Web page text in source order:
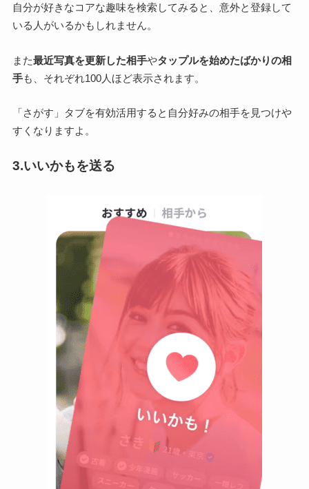
自分が好きなコアな趣味を検索してみると、意外と登録して
いる人がいるかもしれません。
また最近写真を更新した相手やタップルを始めたばかりの相
手も、それぞれ100人ほど表示されます。
「さがす」タブを有効活用すると自分好みの相手を見つけや
すくなりますよ。
3.いいかもを送る